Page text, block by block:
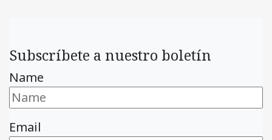
Subscríbete a nuestro boletín
Name
Email